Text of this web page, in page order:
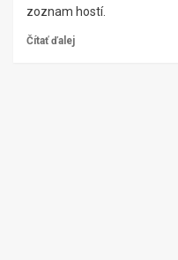
zoznam hostí.
Čítať ďalej